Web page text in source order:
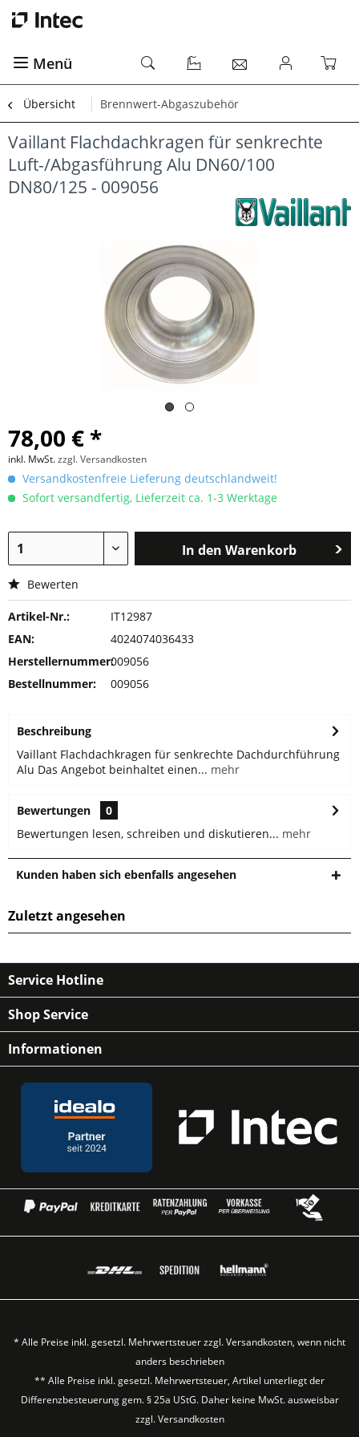
Menü
Übersicht Brennwert-Abgaszubehör
Vaillant Flachdachkragen für senkrechte
Luft-/Abgasführung Alu DN60/100
DN80/125 - 009056
78,00 € *
inkl. MwSt.zzgl. Versandkosten
Versandkostenfreie Lieferung deutschlandweit!
Sofort versandfertig, Lieferzeit ca. 1-3 Werktage
In den Warenkorb
Bewerten
Artikel-Nr.:
IT12987
EAN:
4024074036433
Herstellernummer:009056
Bestellnummer:
009056
Beschreibung
Vaillant Flachdachkragen für senkrechte Dachdurchführung
Alu Das Angebot beinhaltet einen... mehr
Bewertungen
0
Bewertungen lesen, schreiben und diskutieren... mehr
Kunden haben sich ebenfalls angesehen
Zuletzt angesehen
Service Hotline
Shop Service
Informationen
* Alle Preise inkl. gesetzl. Mehrwertsteuer zzgl.Versandkosten, wenn nicht
anders beschrieben
** Alle Preise inkl. gesetzl. Mehrwertsteuer, Artikel unterliegt der
Differenzbesteuerung gem. § 25a UStG. Daher keine MwSt. ausweisbar
zzgl.Versandkosten